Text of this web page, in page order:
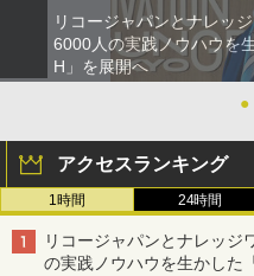
リコージャパンとナレッ
6000人の実践ノウハウを
H」を展開へ
●
アクセスランキング
1時間 24時間
リコージャパンとナレッジ
の実践ノウハウを生かした